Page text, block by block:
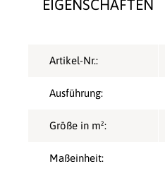
EIGENSCHAFTEN
Artikel-Nr.:
Ausführung:
Größe in m²:
Maßeinheit: